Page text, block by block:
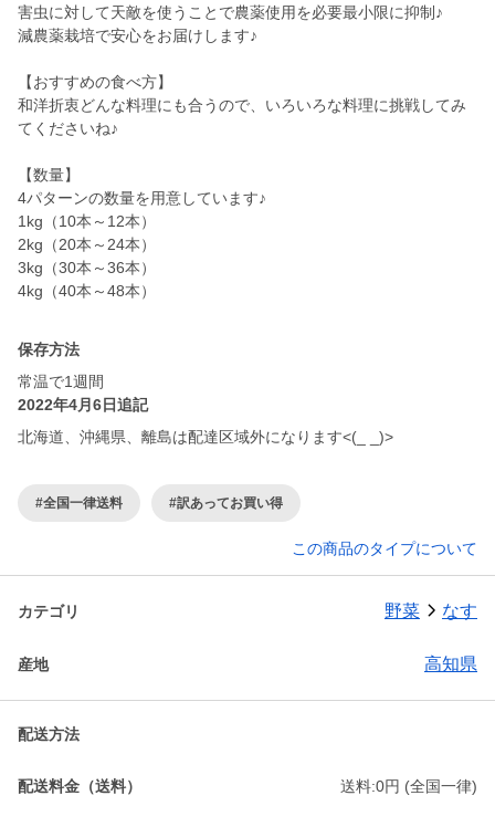
害虫に対して天敵を使うことで農薬使用を必要最小限に抑制♪
減農薬栽培で安心をお届けします♪
【おすすめの食べ方】
和洋折衷どんな料理にも合うので、いろいろな料理に挑戦してみ
てくださいね♪
【数量】
4パターンの数量を用意しています♪
1kg（10本～12本）
2kg（20本～24本）
3kg（30本～36本）
4kg（40本～48本）
保存方法
常温で1週間
2022年4月6日追記
北海道、沖縄県、離島は配達区域外になります<(_ _)>
#全国一律送料 #訳あってお買い得
この商品のタイプについて
カテゴリ 野菜 なす
産地 高知県
配送方法
配送料金（送料） 送料:0円 (全国一律)